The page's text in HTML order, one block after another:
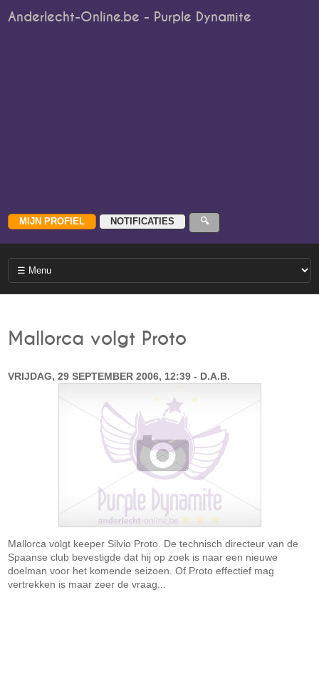
Anderlecht-Online.be - Purple Dynamite
Mallorca volgt Proto
VRIJDAG, 29 SEPTEMBER 2006, 12:39 - D.A.B.
Mallorca volgt keeper Silvio Proto. De technisch directeur van de
Spaanse club bevestigde dat hij op zoek is naar een nieuwe
doelman voor het komende seizoen. Of Proto effectief mag
vertrekken is maar zeer de vraag...